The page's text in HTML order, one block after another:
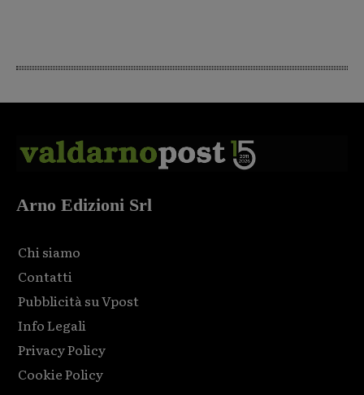
Arno Edizioni Srl
Chi siamo
Contatti
Pubblicità su Vpost
Info Legali
Privacy Policy
Cookie Policy